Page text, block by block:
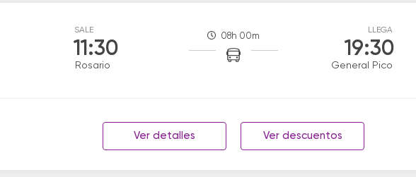
SALE
11:30
Rosario
08h 00m
LLEGA
19:30
General Pico
Ver detalles Ver descuentos